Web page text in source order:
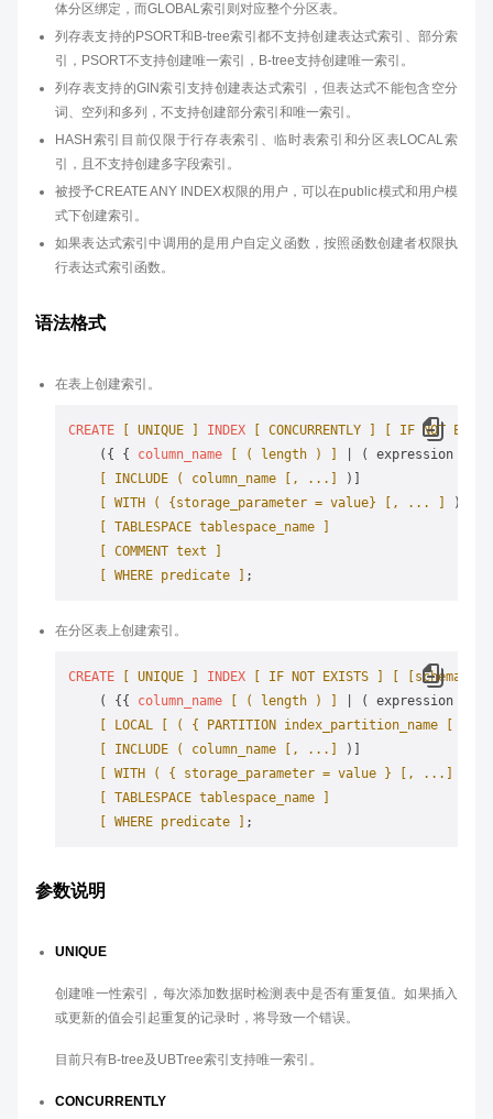
体分区绑定，而GLOBAL索引则对应整个分区表。
列存表支持的PSORT和B-tree索引都不支持创建表达式索引、部分索
引，PSORT不支持创建唯一索引，B-tree支持创建唯一索引。
列存表支持的GIN索引支持创建表达式索引，但表达式不能包含空分
词、空列和多列，不支持创建部分索引和唯一索引。
HASH索引目前仅限于行存表索引、临时表索引和分区表LOCAL索
引，且不支持创建多字段索引。
被授予CREATE ANY INDEX权限的用户，可以在public模式和用户模
式下创建索引。
如果表达式索引中调用的是用户自定义函数，按照函数创建者权限执
行表达式索引函数。
语法格式
在表上创建索引。
CREATE [ UNIQUE ] INDEX [ CONCURRENTLY ]
[ IF NOT
    ({ {
column_name [ ( length ) ] | ( expression ) }
[ INCLUDE ( column_name [, ...]
)]
[ WITH ( {storage_parameter = value} [, ... ]
) ]
[ TABLESPACE tablespace_name ]
[ COMMENT text ]
[ WHERE predicate ]
在分区表上创建索引。
CREATE [ UNIQUE ] INDEX [ IF NOT EXISTS ]
[
    ( {{
column_name [ ( length ) ] | ( expression ) }
[ LOCAL [ ( { PARTITION index_partition_name [ (
[ INCLUDE ( column_name [, ...]
)]
[ WITH ( { storage_parameter = value } [, ...]
[ TABLESPACE tablespace_name ]
[ WHERE predicate ]
参数说明
UNIQUE
创建唯一性索引，每次添加数据时检测表中是否有重复值。如果插入
或更新的值会引起重复的记录时，将导致一个错误。
目前只有B-tree及UBTree索引支持唯一索引。
CONCURRENTLY